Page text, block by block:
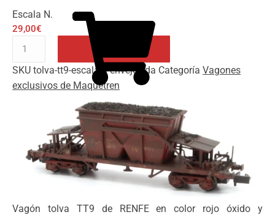
Escala N.
29,00€
Vagón
TT9
envejecida
SKU tolva-tt9-escala-n-envejecida Categoría Vagones
exclusivos de Maquetren
Vagón tolva TT9 de RENFE en color rojo óxido y